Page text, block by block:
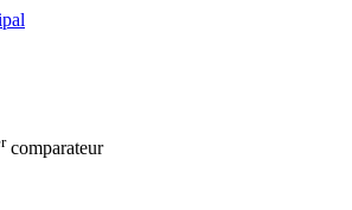
comparateur